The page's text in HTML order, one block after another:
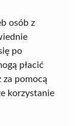
osób z
po
płacić
pomocą
korzystanie